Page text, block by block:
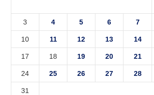
3 4 5 6 7
10 11 12 13 14
17 18 19 20 21
24 25 26 27 28
31